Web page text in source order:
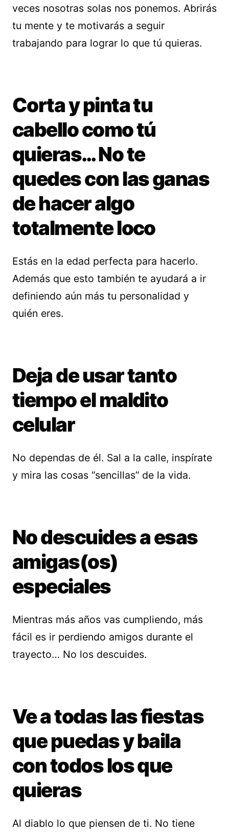
veces nosotras solas nos ponemos. Abrirás
tu mente y te motivarás a seguir
trabajando para lograr lo que tú quieras.
Corta y pinta tu
cabello como tú
quieras… No te
quedes con las ganas
de hacer algo
totalmente loco
Estás en la edad perfecta para hacerlo.
Además que esto también te ayudará a ir
definiendo aún más tu personalidad y
quién eres.
Deja de usar tanto
tiempo el maldito
celular
No dependas de él. Sal a la calle, inspírate
y mira las cosas “sencillas” de la vida.
No descuides a esas
amigas(os)
especiales
Mientras más años vas cumpliendo, más
fácil es ir perdiendo amigos durante el
trayecto… No los descuides.
Ve a todas las fiestas
que puedas y baila
con todos los que
quieras
Al diablo lo que piensen de ti. No tiene